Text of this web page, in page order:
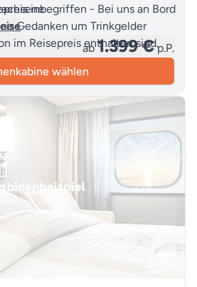
inbegriffen - Bei uns an Bord
Gedanken um Trinkgelder
im Reisepreis enthalten sind.
ab1.399 €p.P.
wählen